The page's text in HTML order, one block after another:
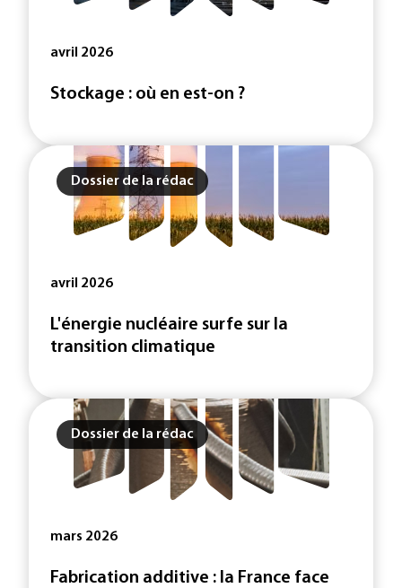
avril 2026
Stockage : où en est-on ?
Dossier de la rédac
avril 2026
L'énergie nucléaire surfe sur la
transition climatique
Dossier de la rédac
mars 2026
Fabrication additive : la France face